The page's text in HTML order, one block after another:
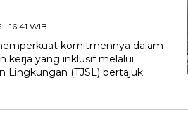
16:41 WIB
komitmennya dalam
kerja yang inklusif melalui
Lingkungan (TJSL) bertajuk